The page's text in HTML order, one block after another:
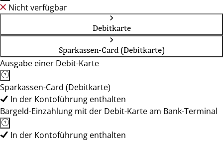
Nicht verfügbar
Debitkarte
Sparkassen-Card (Debitkarte)
Ausgabe einer Debit-Karte
Sparkassen-Card (Debitkarte)
In der Kontoführung enthalten
Bargeld-Einzahlung mit der Debit-Karte am Bank-Terminal
In der Kontoführung enthalten